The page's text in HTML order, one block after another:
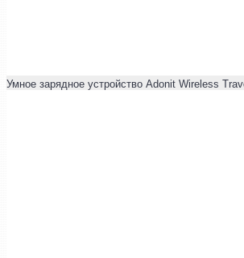
Умное зарядное устройство Adonit Wireless